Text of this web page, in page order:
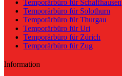
Temporärbüro für Schaffhausen
Temporärbüro für Solothurn
Temporärbüro für Thurgau
Temporärbüro für Uri
Temporärbüro für Zürich
Temporärbüro für Zug
Information